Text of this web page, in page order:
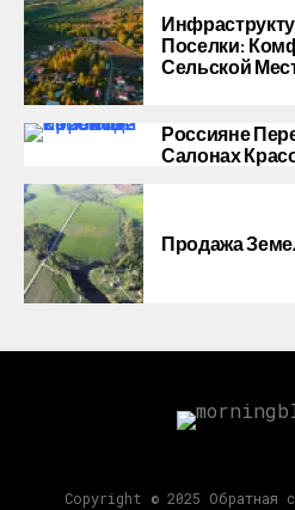
Поселки:
Сельской
Россияне
Салонах
Продажа
Copyright © 2025 Обратная